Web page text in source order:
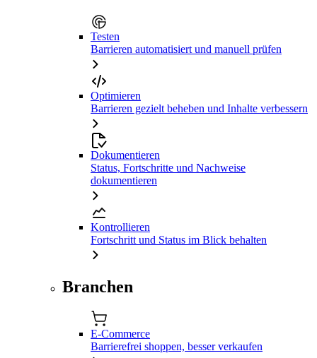
Testen
Barrieren automatisiert und manuell prüfen
Optimieren
Barrieren gezielt beheben und Inhalte verbessern
Dokumentieren
Status, Fortschritte und Nachweise
dokumentieren
Kontrollieren
Fortschritt und Status im Blick behalten
Branchen
E-Commerce
Barrierefrei shoppen, besser verkaufen